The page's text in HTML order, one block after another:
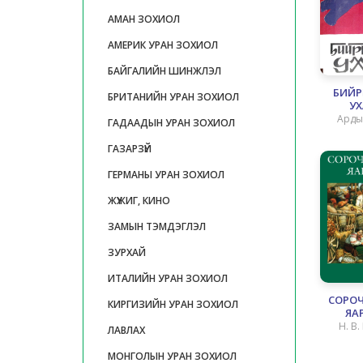
АМАН ЗОХИОЛ
АМЕРИК УРАН ЗОХИОЛ
БАЙГАЛИЙН ШИНЖЛЭЛ
БРИТАНИЙН УРАН ЗОХИОЛ
ГАДААДЫН УРАН ЗОХИОЛ
ГАЗАРЗҮЙ
ГЕРМАНЫ УРАН ЗОХИОЛ
ЖҮЖИГ, КИНО
ЗАМЫН ТЭМДЭГЛЭЛ
ЗУРХАЙ
ИТАЛИЙН УРАН ЗОХИОЛ
КИРГИЗИЙН УРАН ЗОХИОЛ
ЛАВЛАХ
МОНГОЛЫН УРАН ЗОХИОЛ
Н. В.